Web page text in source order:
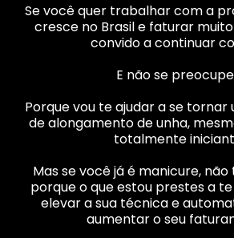
Se você quer trabalhar com a
cresce no Brasil e faturar
convido a continuar
E não se
Porque vou te ajudar a se tornar
de alongamento de unha,
totalmente
Mas se você já é manicure,
porque o que estou prestes a
elevar a sua técnica e
aumentar o seu